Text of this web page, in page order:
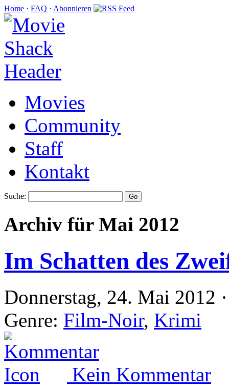
Home · FAQ · Abonnieren
Movies
Community
Staff
Kontakt
Suche:
Archiv für Mai 2012
Im Schatten des
Donnerstag, 24. Mai 2012
Genre: Film-Noir, Krimi
Kein Kommentar